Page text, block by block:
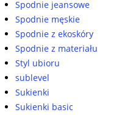
Spodnie jeansowe
Spodnie męskie
Spodnie z ekoskóry
Spodnie z materiału
Styl ubioru
sublevel
Sukienki
Sukienki basic